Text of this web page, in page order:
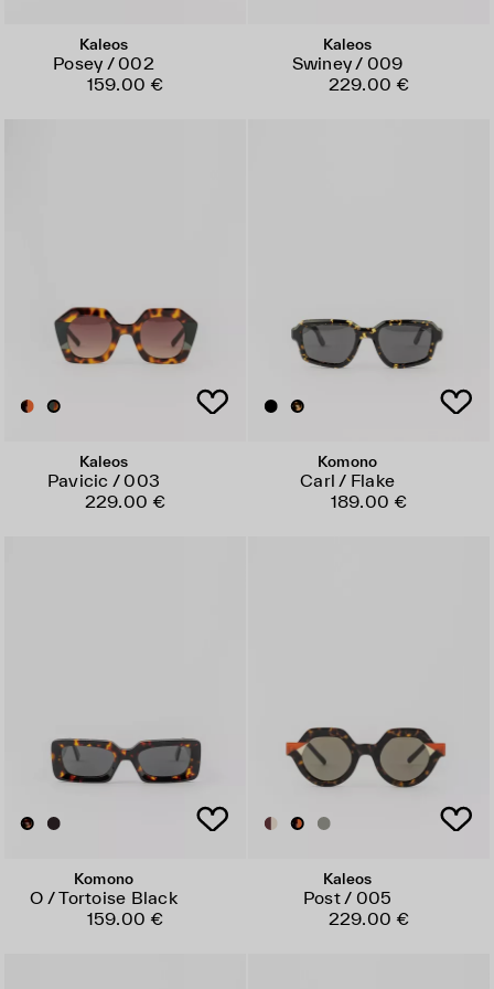
Kaleos
Posey / 002
159.00 €
Kaleos
Swiney / 009
229.00 €
Kaleos
Pavicic / 003
229.00 €
Komono
Carl / Flake
189.00 €
Komono
O / Tortoise Black
159.00 €
Kaleos
Post / 005
229.00 €